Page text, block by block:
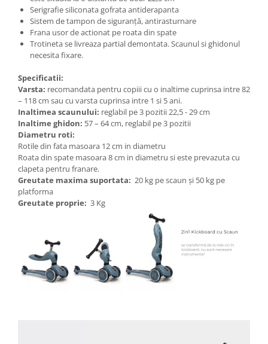
Serigrafie siliconata gofrata antiderapanta
Sistem de tampon de siguranță, antirasturnare
Frana usor de actionat pe roata din spate
Trotineta se livreaza partial demontata. Scaunul si ghidonul
necesita fixare.
Specificatii:
Varsta: recomandata pentru copiii cu o inaltime cuprinsa intre 82
– 118 cm sau cu varsta cuprinsa intre 1 si 5 ani.
Inaltimea scaunului: reglabil pe 3 pozitii 22,5 - 29 cm
Inaltime ghidon: 57 – 64 cm, reglabil pe 3 pozitii
Diametru roti:
Rotile din fata masoara 12 cm in diametru
Roata din spate masoara 8 cm in diametru si este prevazuta cu
clapeta pentru franare.
Greutate maxima suportata: 20 kg pe scaun și 50 kg pe
platforma
Greutate proprie: 3 Kg